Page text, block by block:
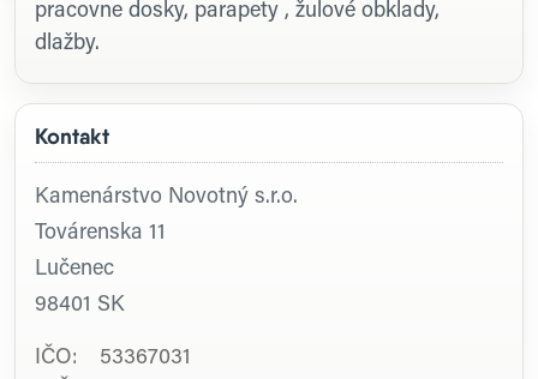
Kontakt
Kamenárstvo Novotný s.r.o.
Továrenska 11
Lučenec
98401 SK
IČO: 53367031
pracovne dosky, parapety , žulové obklady,
dlažby.